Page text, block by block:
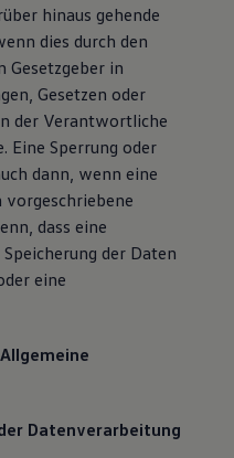
hinaus gehende
dies durch den
Gesetzgeber in
Gesetzen oder
der Verantwortliche
Eine Sperrung oder
dann, wenn eine
vorgeschriebene
dass eine
der Daten
eine
Datenverarbeitung